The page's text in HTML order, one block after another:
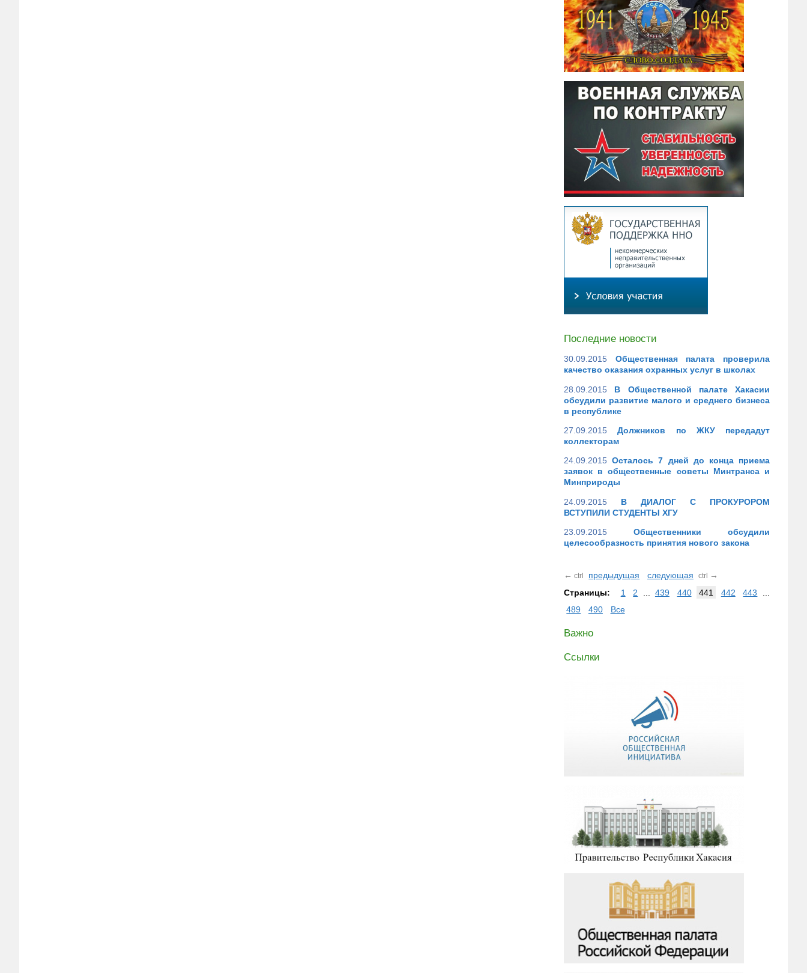
Последние новости
30.09.2015
Общественная палата проверила
качество оказания охранных услуг в школах
28.09.2015
В Общественной палате Хакасии
обсудили развитие малого и среднего бизнеса
в республике
27.09.2015
Должников по ЖКУ передадут
коллекторам
24.09.2015 Осталось 7 дней до конца приема
заявок в общественные советы Минтранса и
Минприроды
24.09.2015
В ДИАЛОГ С ПРОКУРОРОМ
ВСТУПИЛИ СТУДЕНТЫ ХГУ
23.09.2015
Общественники обсудили
целесообразность принятия нового закона
← ctrl предыдущая следующая ctrl →
Страницы:
1 2 439 440 441 442 443
489
490 Все
Важно
Ссылки